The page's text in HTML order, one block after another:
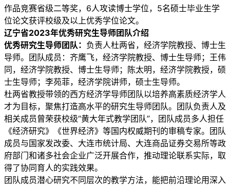
作品竞赛省级二等奖，6人攻读博士学位，5名硕士毕业生学
位论文获评校级及以上优秀学位论文。
辽宁省2023年优秀研究生导师团队介绍
优秀研究生导师团队： 负责人杜两省，经济学院教授、博士生
导师。团队成员：齐鹰飞，经济学院教授、博士生导师；王伟
同，经济学院教授、博士生导师；陈太明，经济学院教授，硕
士生导师；李苑菲，经济学院讲师，硕士生导师。
杜两省教授带领的西方经济学导师团队以培养高素质经济学人
才为目标，聚焦打造高水平的研究生导师团队。团队负责人及
相关成员曾荣获校级“黄大年式教学团队”，团队成员多人担任
《经济研究》《世界经济》等国内权威期刊的审稿专家。团队
成员与国家发改委、大连市统计局、大连商品证券交易所等政
府部门和诸多社会企业广泛开展合作，推动理论联系实际，取
得了协同育人的实践效果。
团队成员潜心研究不同层次的教学方法，能把前沿理论用深入